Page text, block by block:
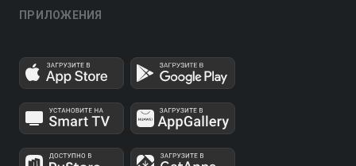
ПРИЛОЖЕНИЯ